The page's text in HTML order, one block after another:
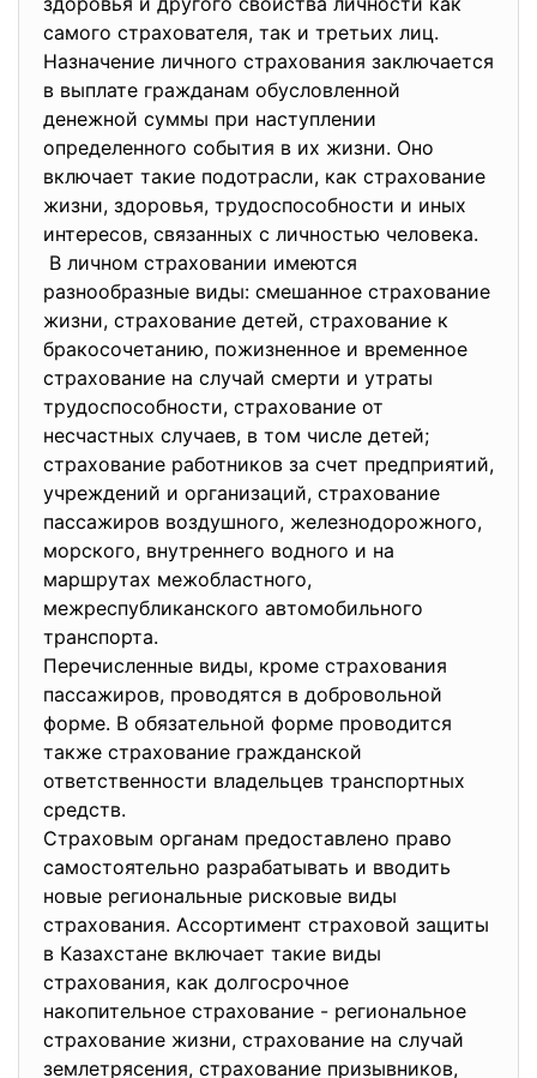
самого страхователя, так и третьих лиц.
Назначение личного страхования заключается
в выплате гражданам обусловленной
денежной суммы при наступлении
определенного события в их жизни. Оно
включает такие подотрасли, как страхование
жизни, здоровья, трудоспособности и иных
интересов, связанных с личностью человека.
В личном страховании имеются
разнообразные виды: смешанное страхование
жизни, страхование детей, страхование к
бракосочетанию, пожизненное и временное
страхование на случай смерти и утраты
трудоспособности, страхование от
несчастных случаев, в том числе детей;
страхование работников за счет предприятий,
учреждений и организаций, страхование
пассажиров воздушного, железнодорожного,
морского, внутреннего водного и на
маршрутах межобластного,
межреспубликанского автомобильного
транспорта.
Перечисленные виды, кроме страхования
пассажиров, проводятся в добровольной
форме. В обязательной форме проводится
также страхование гражданской
ответственности владельцев транспортных
средств.
Страховым органам предоставлено право
самостоятельно разрабатывать и вводить
новые региональные рисковые виды
страхования. Ассортимент страховой защиты
в Казахстане включает такие виды
страхования, как долгосрочное
накопительное страхование - региональное
страхование жизни, страхование на случай
землетрясения, страхование призывников,